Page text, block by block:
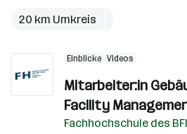
20 km Umkreis
Einblicke Videos
Mitarbeiter:in
Facility
Fachhochschule des